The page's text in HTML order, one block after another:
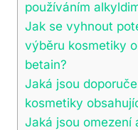
používáním
Jak se vyhnout
výběru kosmetiky
betain?
Jaká jsou
kosmetiky
Jaká jsou omezení